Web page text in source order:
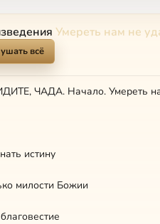
Умереть нам не
всё
ЧАДА. Начало. Умереть
истину
милости Божии